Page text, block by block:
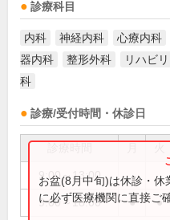
診療科目
内科 神経内科 心療内科
器内科
整形外科 リハビ
科
診療/受付時間・休診日
9:00～13:00
9:00～18:00 ● ●
お盆(8月中旬)は休診・
に必ず医療機関に直接ご